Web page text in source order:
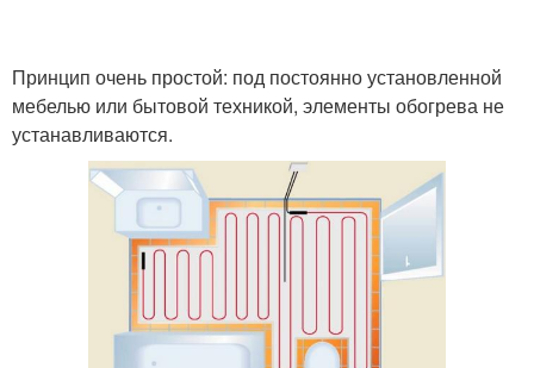
Принцип очень простой: под постоянно установленной
мебелью или бытовой техникой, элементы обогрева не
устанавливаются.